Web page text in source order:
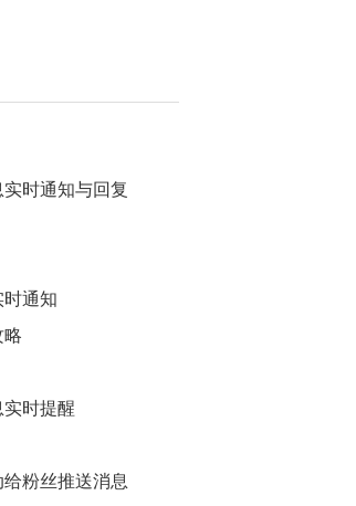
时通知与回复
通知
略
时提醒
粉丝推送消息